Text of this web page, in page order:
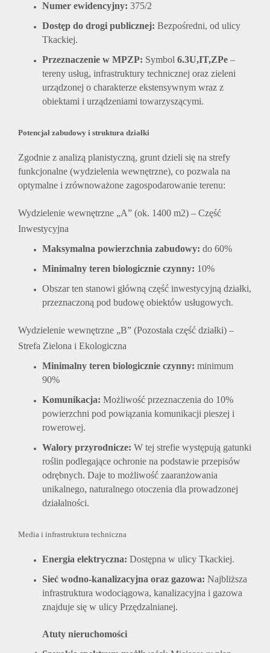
Numer ewidencyjny: 375/2
Dostęp do drogi publicznej: Bezpośredni, od ulicy
Tkackiej.
Przeznaczenie w MPZP: Symbol 6.3U,IT,ZPe –
tereny usług, infrastruktury technicznej oraz zieleni
urządzonej o charakterze ekstensywnym wraz z
obiektami i urządzeniami towarzyszącymi.
Potencjał zabudowy i struktura działki
Zgodnie z analizą planistyczną, grunt dzieli się na strefy
funkcjonalne (wydzielenia wewnętrzne), co pozwala na
optymalne i zrównoważone zagospodarowanie terenu:
Wydzielenie wewnętrzne „A” (ok. 1400 m2) – Część
Inwestycyjna
Maksymalna powierzchnia zabudowy: do 60%
Minimalny teren biologicznie czynny: 10%
Obszar ten stanowi główną część inwestycyjną działki,
przeznaczoną pod budowę obiektów usługowych.
Wydzielenie wewnętrzne „B” (Pozostała część działki) –
Strefa Zielona i Ekologiczna
Minimalny teren biologicznie czynny: minimum
90%
Komunikacja: Możliwość przeznaczenia do 10%
powierzchni pod powiązania komunikacji pieszej i
rowerowej.
Walory przyrodnicze: W tej strefie występują gatunki
roślin podlegające ochronie na podstawie przepisów
odrębnych. Daje to możliwość zaaranżowania
unikalnego, naturalnego otoczenia dla prowadzonej
działalności.
Media i infrastruktura techniczna
Energia elektryczna: Dostępna w ulicy Tkackiej.
Sieć wodno-kanalizacyjna oraz gazowa: Najbliższa
infrastruktura wodociągowa, kanalizacyjna i gazowa
znajduje się w ulicy Przędzalnianej.
Atuty nieruchomości